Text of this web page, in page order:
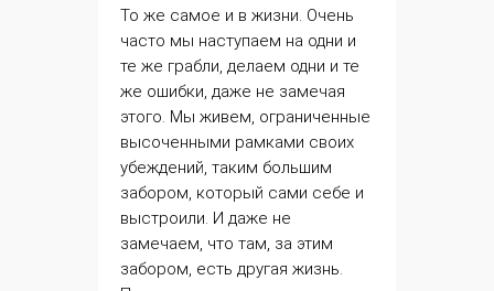
То же самое и в жизни. Очень
часто мы наступаем на одни и
те же грабли, делаем одни и те
же ошибки, даже не замечая
этого. Мы живем, ограниченные
высоченными рамками своих
убеждений, таким большим
забором, который сами себе и
выстроили. И даже не
замечаем, что там, за этим
забором, есть другая жизнь.